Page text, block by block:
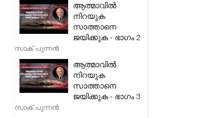
ആത്മാവിൽ
നിറയുക
സാത്താനെ
ജയിക്കുക - ഭാഗം 2
സാക് പുന്നൻ
ആത്മാവിൽ
നിറയുക
സാത്താനെ
ജയിക്കുക - ഭാഗം 3
സാക് പുന്നൻ